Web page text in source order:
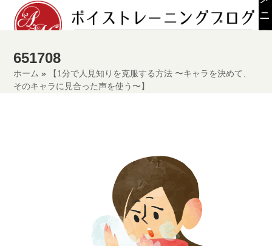
ニ
ュ
651708
ホーム »
【1分で人見知りを克服する方法 〜キャラを決めて、
そのキャラに見合った声を使う〜】